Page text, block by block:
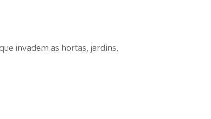
invadem as hortas, jardins,